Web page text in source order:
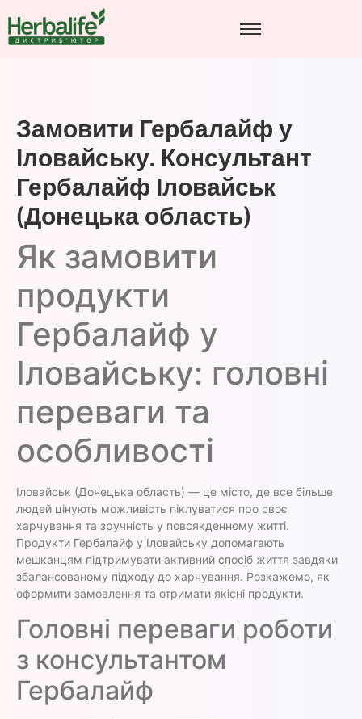
Замовити Гербалайф у
Іловайську. Консультант
Гербалайф Іловайськ
(Донецька область)
Як замовити
продукти
Гербалайф у
Іловайську: головні
переваги та
особливості
Іловайськ (Донецька область) — це місто, де все більше
людей цінують можливість піклуватися про своє
харчування та зручність у повсякденному житті.
Продукти Гербалайф у Іловайську допомагають
мешканцям підтримувати активний спосіб життя завдяки
збалансованому підходу до харчування. Розкажемо, як
оформити замовлення та отримати якісні продукти.
Головні переваги роботи
з консультантом
Гербалайф